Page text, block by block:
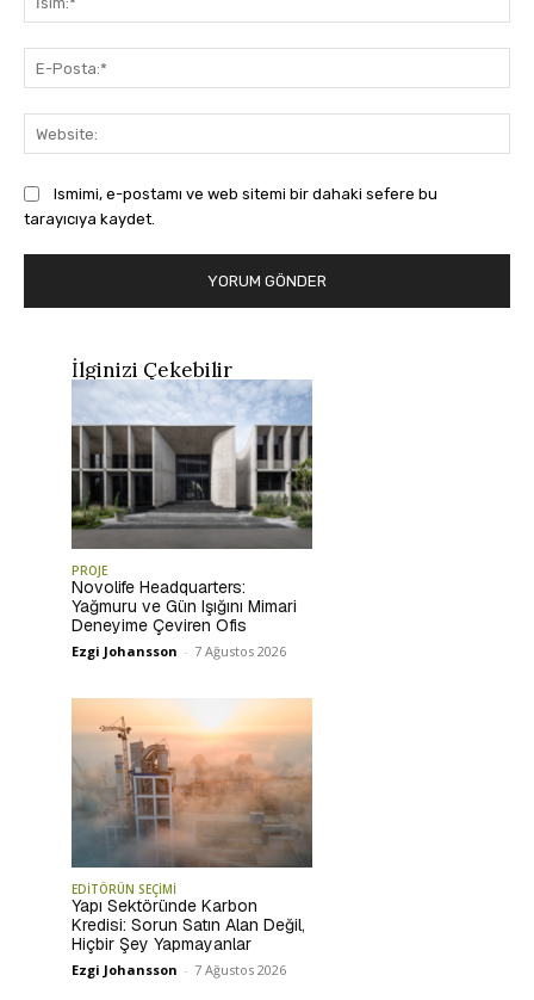
Ismimi, e-postamı ve web sitemi bir dahaki sefere bu
tarayıcıya kaydet.
İlginizi Çekebilir
PROJE
Novolife Headquarters:
Yağmuru ve Gün Işığını Mimari
Deneyime Çeviren Ofis
Ezgi Johansson - 7 Ağustos 2026
EDİTÖRÜN SEÇİMİ
Yapı Sektöründe Karbon
Kredisi: Sorun Satın Alan Değil,
Hiçbir Şey Yapmayanlar
Ezgi Johansson - 7 Ağustos 2026